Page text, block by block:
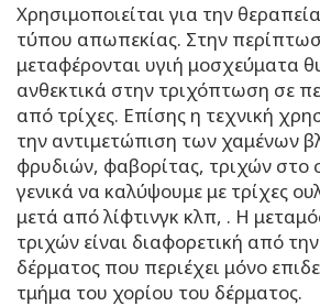
Χρησιμοποιείται για την
τύπου απωπεκίας. Στην
μεταφέρονται υγιή μοσχεύματα
ανθεκτικά στην τριχόπτωση σε
από τρίχες. Επίσης η τεχνική
την αντιμετώπιση των χαμένων
φρυδιών, φαβορίτας, τριχών στο
γενικά να καλύψουμε με τρίχες
μετά από λίφτινγκ κλπ, . Η
τριχών είναι διαφορετική από
δέρματος που περιέχει μόνο
τμήμα του χορίου του δέρματος.